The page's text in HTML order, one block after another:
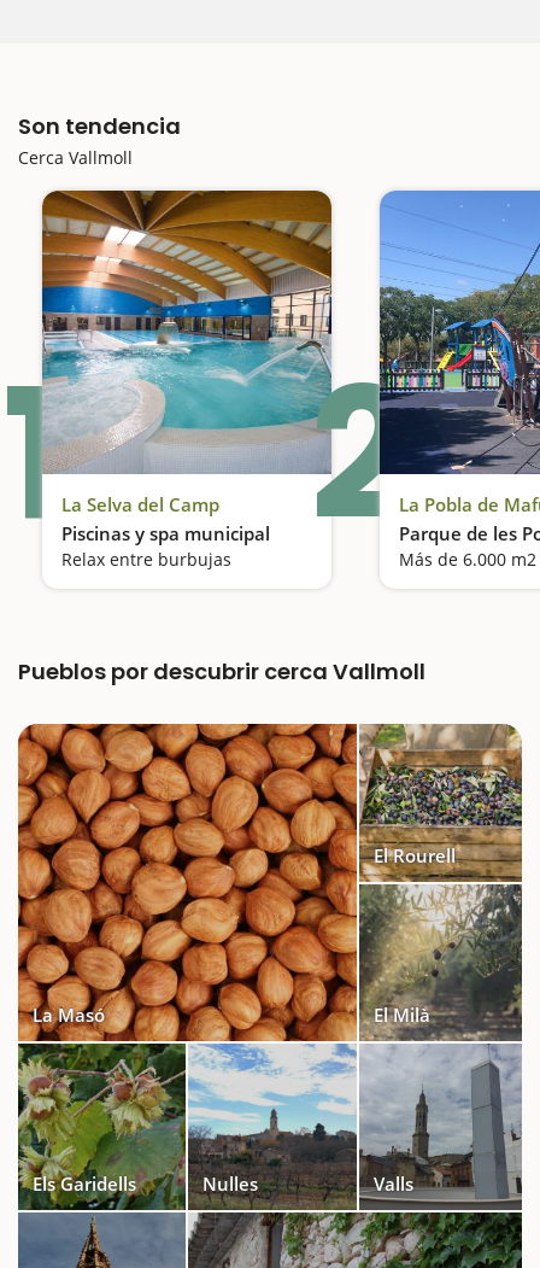
Son tendencia
Cerca Vallmoll
1 La Selva del Camp
Piscinas y spa municipal
Relax entre burbujas 2La Pobla de
Parque de les
Pueblos por descubrir cerca Vallmoll
La Masó
El Rourell
El Milà
Els Garidells Nulles Valls